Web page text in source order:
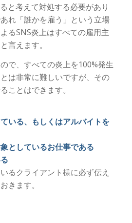
と考えて対処する必要があり
れ「誰かを雇う」という立場
るSNS炎上はすべての雇用主
言えます。
で、すべての炎上を100%発生
は非常に難しいですが、その
ことはできます。
いる、もしくはアルバイトを
としているお仕事である
るクライアント様に必ず伝え
きます。